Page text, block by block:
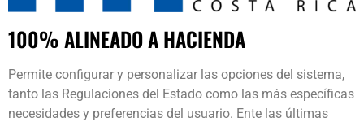
100% ALINEADO A HACIENDA
Permite configurar y personalizar las opciones del sistema,
tanto las Regulaciones del Estado como las más específicas
necesidades y preferencias del usuario. Ente las últimas